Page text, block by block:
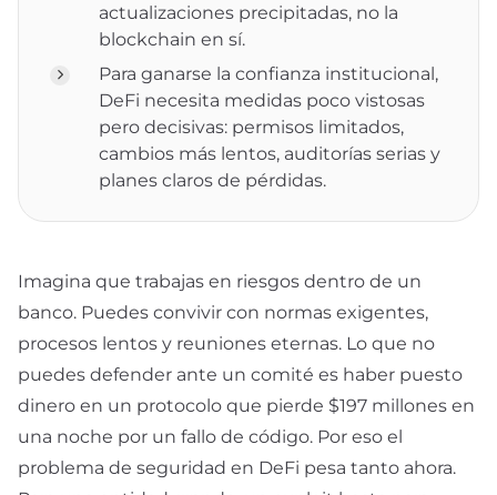
actualizaciones precipitadas, no la
blockchain en sí.
Para ganarse la confianza institucional,
DeFi necesita medidas poco vistosas
pero decisivas: permisos limitados,
cambios más lentos, auditorías serias y
planes claros de pérdidas.
Imagina que trabajas en riesgos dentro de un
banco. Puedes convivir con normas exigentes,
procesos lentos y reuniones eternas. Lo que no
puedes defender ante un comité es haber puesto
dinero en un protocolo que pierde $197 millones en
una noche por un fallo de código. Por eso el
problema de seguridad en DeFi pesa tanto ahora.